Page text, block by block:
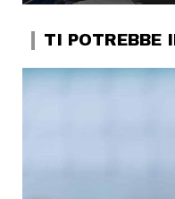
TI POTREBBE